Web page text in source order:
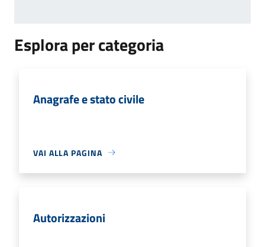
Esplora per categoria
Anagrafe e stato civile
VAI ALLA PAGINA
Autorizzazioni